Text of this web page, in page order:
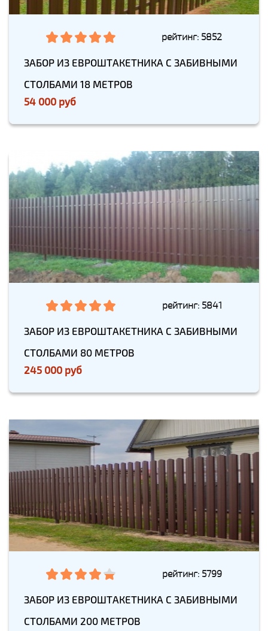
рейтинг: 5852
ЗАБОР ИЗ ЕВРОШТАКЕТНИКА С ЗАБИВНЫМИ
СТОЛБАМИ 18 МЕТРОВ
54 000 руб
рейтинг: 5841
ЗАБОР ИЗ ЕВРОШТАКЕТНИКА С ЗАБИВНЫМИ
СТОЛБАМИ 80 МЕТРОВ
245 000 руб
рейтинг: 5799
ЗАБОР ИЗ ЕВРОШТАКЕТНИКА С ЗАБИВНЫМИ
СТОЛБАМИ 200 МЕТРОВ